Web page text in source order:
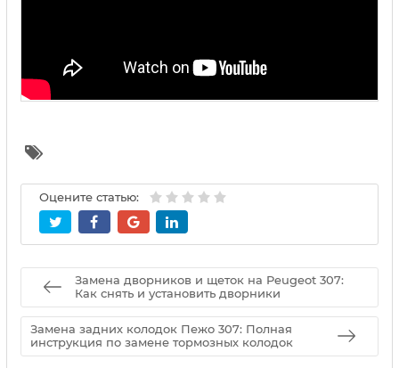
Оцените статью:
Замена дворников и щеток на Peugeot 307:
Как снять и установить дворники
Замена задних колодок Пежо 307: Полная
инструкция по замене тормозных колодок